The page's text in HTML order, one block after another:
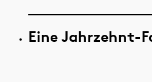
Eine Jahrzehnt-